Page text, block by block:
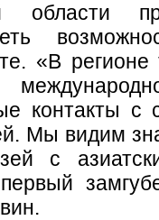
области
«В
контакты с
Мы видим
с